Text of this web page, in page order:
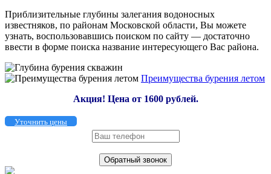
Приблизительные глубины залегания водоносных
известняков, по районам Московской области, Вы можете
узнать, воспользовавшись поиском по сайту — достаточно
ввести в форме поиска название интересующего Вас района.
Преимущества бурения летом
Акция! Цена от 1600 рублей.
Уточнить цены